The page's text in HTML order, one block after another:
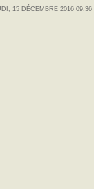
15 DÉCEMBRE 2016 09:36